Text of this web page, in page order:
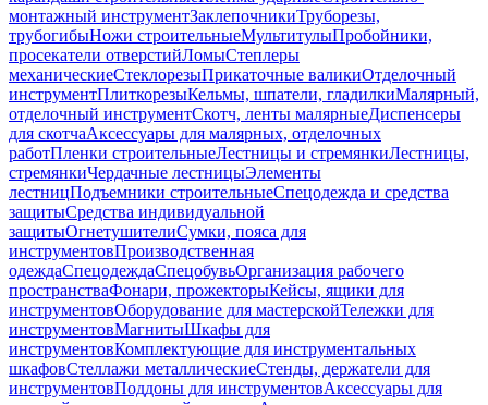
монтажный инструментЗаклепочникиТруборезы,
трубогибыНожи строительныеМультитулыПробойники,
просекатели отверстийЛомыСтеплеры
механическиеСтеклорезыПрикаточные валикиОтделочный
инструментПлиткорезыКельмы, шпатели, гладилкиМалярный,
отделочный инструментСкотч, ленты малярныеДиспенсеры
для скотчаАксессуары для малярных, отделочных
работПленки строительныеЛестницы и стремянкиЛестницы,
стремянкиЧердачные лестницыЭлементы
лестницПодъемники строительныеСпецодежда и средства
защитыСредства индивидуальной
защитыОгнетушителиСумки, пояса для
инструментовПроизводственная
одеждаСпецодеждаСпецобувьОрганизация рабочего
пространстваФонари, прожекторыКейсы, ящики для
инструментовОборудование для мастерскойТележки для
инструментовМагнитыШкафы для
инструментовКомплектующие для инструментальных
шкафовСтеллажи металлическиеСтенды, держатели для
инструментовПоддоны для инструментовАксессуары для